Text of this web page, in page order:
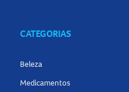
Farmácias e encontre
CATEGORIAS
Beleza
Medicamentos